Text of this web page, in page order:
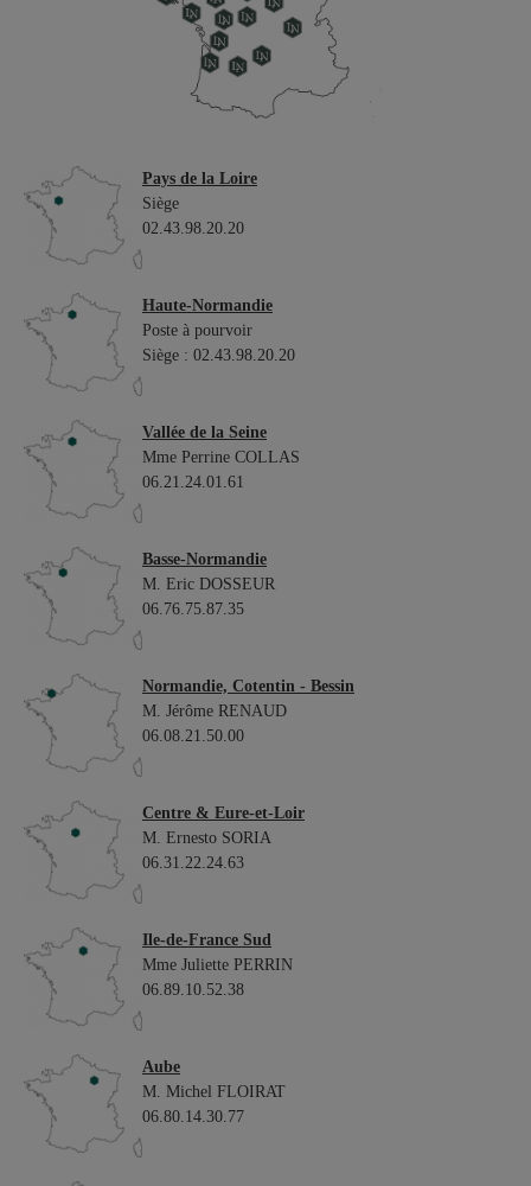
Pays de la Loire
Siège
02.43.98.20.20
Haute-Normandie
Poste à pourvoir
Siège : 02.43.98.20.20
Vallée de la Seine
Mme Perrine COLLAS
06.21.24.01.61
Basse-Normandie
M. Eric DOSSEUR
06.76.75.87.35
Normandie, Cotentin - Bessin
M. Jérôme RENAUD
06.08.21.50.00
Centre & Eure-et-Loir
M. Ernesto SORIA
06.31.22.24.63
Ile-de-France Sud
Mme Juliette PERRIN
06.89.10.52.38
Aube
M. Michel FLOIRAT
06.80.14.30.77